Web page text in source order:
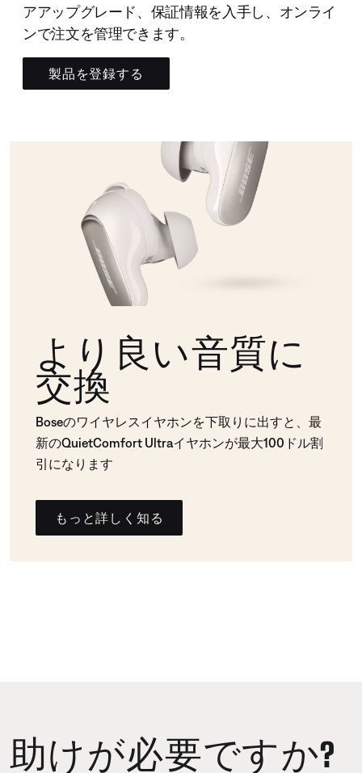
アアップグレード、保証情報を入手し、オンライ
ンで注文を管理できます。
製品を登録する
より良い音質に
交換
Boseのワイヤレスイヤホンを下取りに出すと、最
新のQuietComfort Ultraイヤホンが最大100ドル割
引になります
もっと詳しく知る
助けが必要ですか?